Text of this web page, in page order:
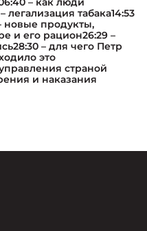
легализация табака14:53
новые продукты,
и его рацион26:29 –
– для чего Петр
это
страной
и наказания